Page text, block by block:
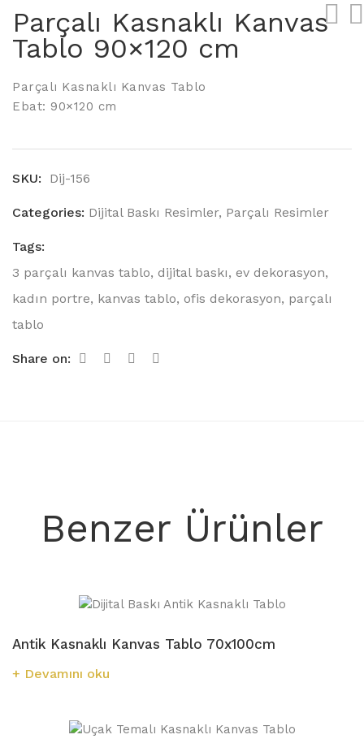
Parçalı Kasnaklı Kanvas
Tablo 90×120 cm
Parçalı Kasnaklı Kanvas Tablo
Ebat: 90×120 cm
SKU: Dij-156
Categories: Dijital Baskı Resimler, Parçalı Resimler
Tags:
3 parçalı kanvas tablo, dijital baskı, ev dekorasyon,
kadın portre, kanvas tablo, ofis dekorasyon, parçalı
tablo
Share on:
Benzer Ürünler
Antik Kasnaklı Kanvas Tablo 70x100cm
Devamını oku